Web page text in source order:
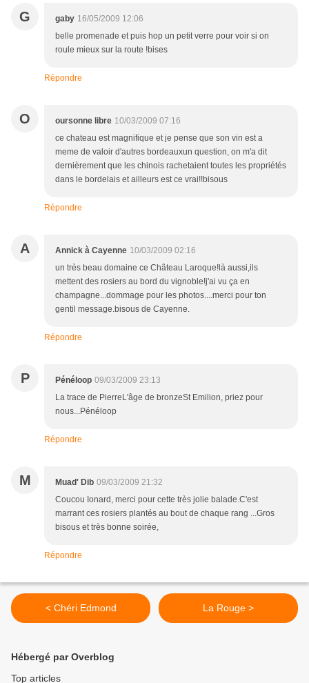
G gaby 16/05/2009 12:06
belle promenade et puis hop un petit verre pour voir si on
roule mieux sur la route !bises
Répondre
O oursonne libre 10/03/2009 07:16
ce chateau est magnifique et je pense que son vin est a
meme de valoir d'autres bordeauxun question, on m'a dit
dernièrement que les chinois rachetaient toutes les propriétés
dans le bordelais et ailleurs est ce vrai!!bisous
Répondre
A Annick à Cayenne 10/03/2009 02:16
un très beau domaine ce Château Laroque!là aussi,ils
mettent des rosiers au bord du vignoble!j'ai vu ça en
champagne...dommage pour les photos....merci pour ton
gentil message.bisous de Cayenne.
Répondre
P Pénéloop 09/03/2009 23:13
La trace de PierreL'âge de bronzeSt Emilion, priez pour
nous...Pénéloop
Répondre
M Muad' Dib 09/03/2009 21:32
Coucou Ionard, merci pour cette très jolie balade.C'est
marrant ces rosiers plantés au bout de chaque rang ...Gros
bisous et très bonne soirée,
Répondre
< Chéri Edmond La Rouge >
Hébergé par Overblog
Top articles